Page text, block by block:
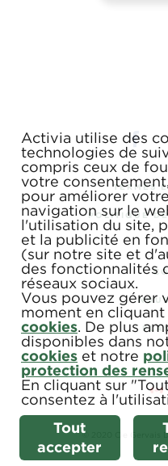
TERMES
POLITIQUE
© 2020 Cie Gervais
Activia utilise des
technologies de
compris ceux de
votre
pour améliorer
navigation sur le
l'utilisation du site,
et la publicité en
(sur notre site et
des fonctionnalités
réseaux sociaux.
Vous pouvez gérer
moment en cliquant
cookies. De plus
disponibles dans
cookies et notre
protection des
En cliquant sur
consentez à
Tout
accepter